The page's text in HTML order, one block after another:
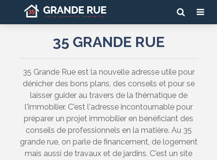
35 GRANDE RUE
35 Grande Rue est la nouvelle adresse utile pour
dénicher des bons plans, des conseils et pour se
laisser guider au travers de la thématique de
l'immobilier. C'est l'adresse incontournable pour
préparer un projet immobilier en bénéficiant des
conseils de professionnels en la matière. Au 35
grande rue, on parle de financement, de logement
mais aussi de travaux et de jardins. C'est un site